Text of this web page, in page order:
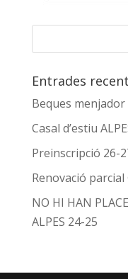
Entrades
Beques
Casal d’estiu
Preinscripció 26-
Renovació parcial
NO HI HAN
ALPES 24-25